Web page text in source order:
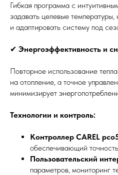
Гибкая программа с
задавать целевые
и адаптировать систему под
✔ Энергоэффективность и
Повторное использование
на отопление, а точное
минимизирует
Технологии и контроль:
Контроллер CAREL
обеспечивающий
Пользовательский
параметров, мониторинг